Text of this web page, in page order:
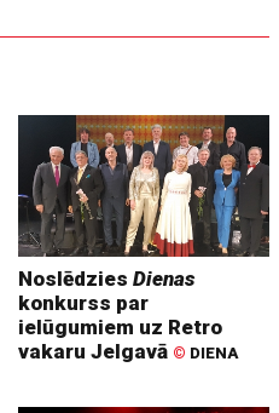
NoslēdziesDienas
konkurss par
ielūgumiem uz Retro
vakaru Jelgavā © DIENA